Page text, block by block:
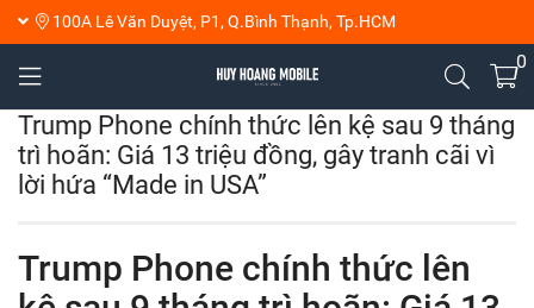
100A Lê Văn Duyệt, P1, Q.Bình Thạnh, Tp.HCM
0
Trump Phone chính thức lên kệ sau 9 tháng
trì hoãn: Giá 13 triệu đồng, gây tranh cãi vì
lời hứa “Made in USA”
Trump Phone chính thức lên